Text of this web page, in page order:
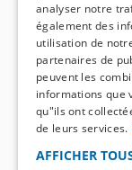
analyser notre
également des
utilisation de
partenaires de
peuvent les
informations que
qu"ils ont
de leurs services.
AFFICHER